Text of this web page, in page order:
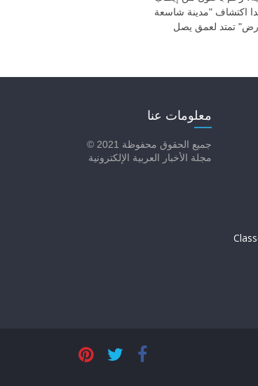
اكتشاف "مدينة شاسعة
تمتد لعمق يصل
معلومات عنا
جميع الحقوق محفوظة 2021 ©
مجلة الأخبار العربية الإلكترونية